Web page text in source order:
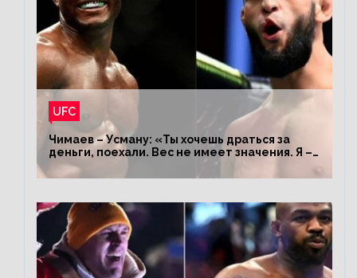
UFC
Чимаев – Усману: «Ты хочешь драться за
деньги, поехали. Вес не имеет значения. Я –
король»